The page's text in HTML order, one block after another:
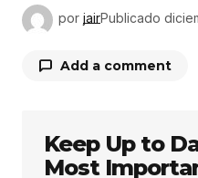
por jairPublicado
Add a comment
Tu dirección de
publicada. Los
Keep Up to
Most